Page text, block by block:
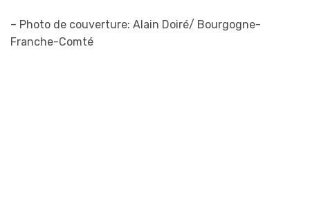
– Photo de couverture: Alain Doiré/ Bourgogne-
Franche-Comté